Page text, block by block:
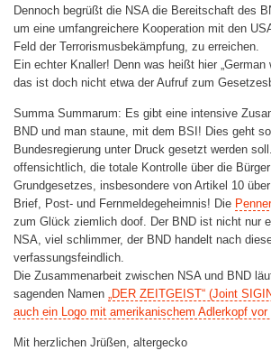
Dennoch begrüßt die NSA die Bereitschaft des
um eine umfangreichere Kooperation mit den
Feld der Terrorismusbekämpfung, zu erreichen.
Ein echter Knaller! Denn was heißt hier
das ist doch nicht etwa der Aufruf zum
Summa Summarum: Es gibt eine intensive
BND und man staune, mit dem BSI! Dies geht
Bundesregierung unter Druck gesetzt werden
offensichtlich, die totale Kontrolle über die
Grundgesetzes, insbesondere von Artikel 10
Brief, Post- und Fernmeldegeheimnis! Die
zum Glück ziemlich doof. Der BND ist nicht nur
NSA, viel schlimmer, der BND handelt nach
verfassungsfeindlich.
Die Zusammenarbeit zwischen NSA und BND
sagenden Namen „DER ZEITGEIST“ (Joint
auch ein Logo mit amerikanischem Adlerkopf
Mit herzlichen Jrüßen, altergecko